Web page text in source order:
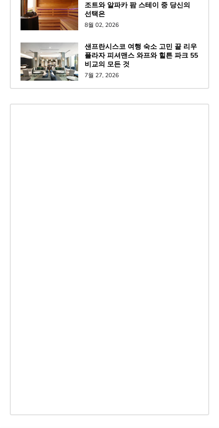
조트와 알파카 팜 스테이 중 당신의
선택은
8월 02, 2026
샌프란시스코 여행 숙소 고민 끝 리우
플라자 피셔맨스 와프와 힐튼 파크 55
비교의 모든 것
7월 27, 2026